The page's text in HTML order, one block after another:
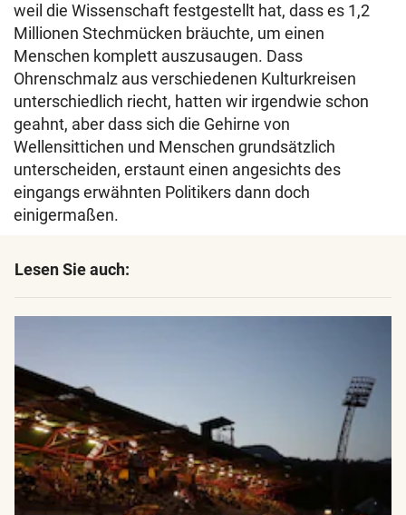
weil die Wissenschaft festgestellt hat, dass es 1,2
Millionen Stechmücken bräuchte, um einen
Menschen komplett auszusaugen. Dass
Ohrenschmalz aus verschiedenen Kulturkreisen
unterschiedlich riecht, hatten wir irgendwie schon
geahnt, aber dass sich die Gehirne von
Wellensittichen und Menschen grundsätzlich
unterscheiden, erstaunt einen angesichts des
eingangs erwähnten Politikers dann doch
einigermaßen.
Lesen Sie auch: